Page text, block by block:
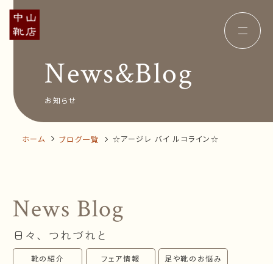
Concept コンセプト
Insole オーダー中敷き
News&Blog
Company 会社概要
オンラインショップ
お問い合わせ
News&Blog
お知らせ
ホーム ブログ一覧 ☆アージレ バイ ルコライン☆
News Blog
日々、つれづれと
靴の紹介 フェア情報 足や靴のお悩み